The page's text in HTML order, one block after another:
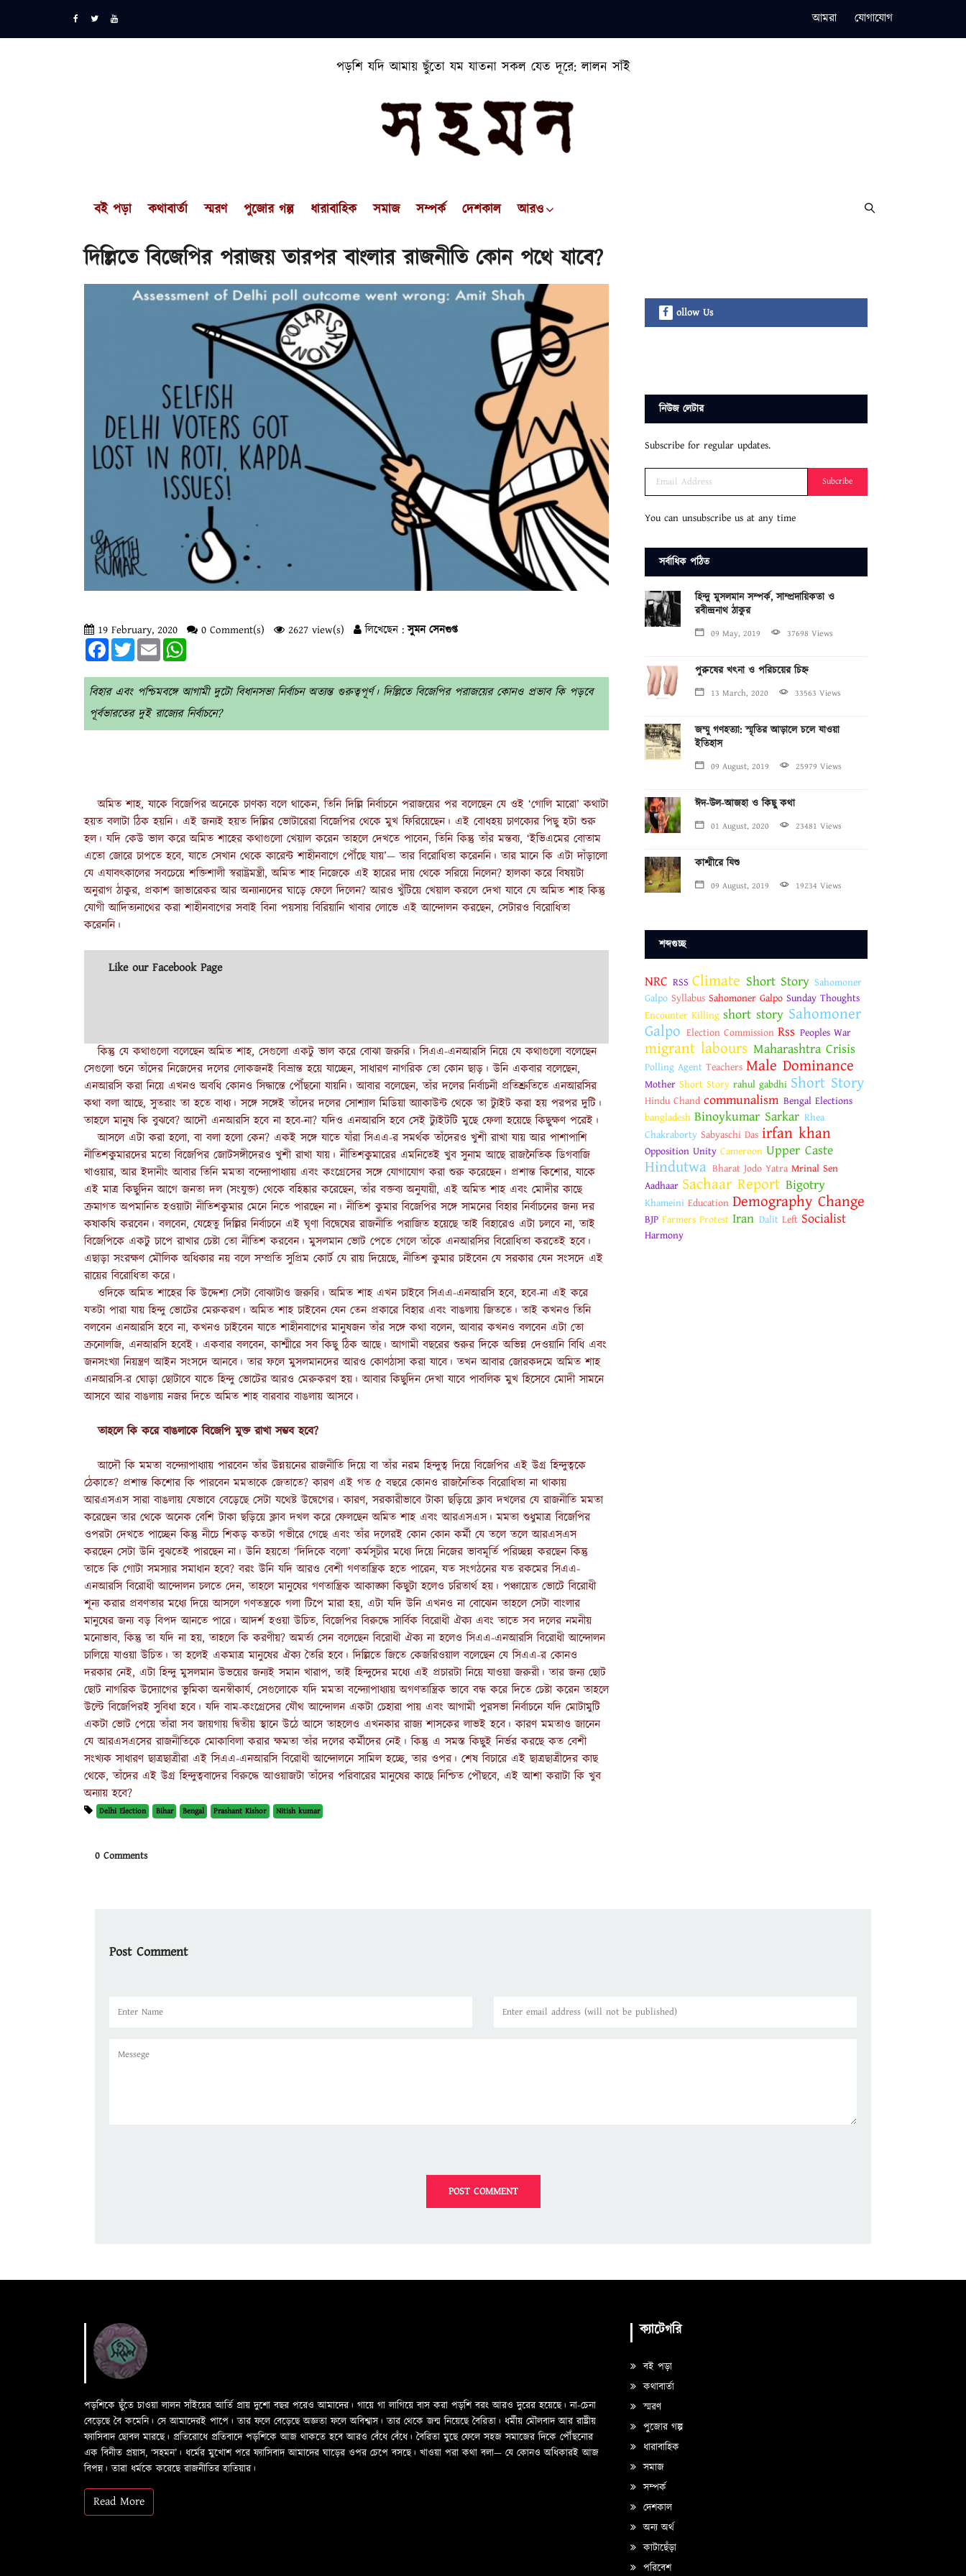
আমরা যোগাযোগ
পড়শি যদি আমায় ছুঁতো যম যাতনা সকল যেত দূরে: লালন সাঁই
বই পড়া কথাবার্তা স্মরণ পুজোর গল্প ধারাবাহিক সমাজ সম্পর্ক দেশকাল আরও
দিল্লিতে বিজেপির পরাজয় তারপর বাংলার রাজনীতি কোন পথে যাবে?
19 February, 2020 0 Comment(s) 2627 view(s) লিখেছেন :সুমন সেনগুপ্ত
FacebookTwitterEmail
বিহার এবং পশ্চিমবঙ্গে আগামী দুটো বিধানসভা নির্বাচন অত্যন্ত গুরুত্বপূর্ণ। দিল্লিতে বিজেপির পরাজয়ের কোনও প্রভাব কি পড়বে
পূর্বভারতের দুই রাজ্যের নির্বাচনে?
অমিত শাহ, যাকে বিজেপির অনেকে চাণক্য বলে থাকেন, তিনি দিল্লি নির্বাচনে পরাজয়ের পর বলেছেন যে ওই ‘গোলি মারো’ কথাটা
হয়ত বলাটা ঠিক হয়নি। এই জন্যই হয়ত দিল্লির ভোটারেরা বিজেপির থেকে মুখ ফিরিয়েছেন। এই বোধহয় চাণক্যের পিছু হটা শুরু
হল। যদি কেউ ভাল করে অমিত শাহের কথাগুলো খেয়াল করেন তাহলে দেখতে পাবেন, তিনি কিন্তু তাঁর মন্তব্য, ‘ইভিএমের বোতাম
এতো জোরে চাপতে হবে, যাতে সেখান থেকে কারেন্ট শাহীনবাগে পৌঁছে যায়’— তার বিরোধিতা করেননি। তার মানে কি এটা দাঁড়ালো
যে এযাবৎকালের সবচেয়ে শক্তিশালী স্বরাষ্ট্রমন্ত্রী, অমিত শাহ নিজেকে এই হারের দায় থেকে সরিয়ে নিলেন? হালকা করে বিষয়টা
অনুরাগ ঠাকুর, প্রকাশ জাভারেকর আর অন্যান্যদের ঘাড়ে ফেলে দিলেন? আরও খুঁটিয়ে খেয়াল করলে দেখা যাবে যে অমিত শাহ কিন্তু
যোগী আদিত্যনাথের করা শাহীনবাগের সবাই বিনা পয়সায় বিরিয়ানি খাবার লোভে এই আন্দোলন করছেন, সেটারও বিরোধিতা
করেননি।
Like our Facebook Page
কিন্তু যে কথাগুলো বলেছেন অমিত শাহ, সেগুলো একটু ভাল করে বোঝা জরুরি। সিএএ-এনআরসি নিয়ে যে কথাগুলো বলেছেন
সেগুলো শুনে তাঁদের নিজেদের দলের লোকজনই বিভ্রান্ত হয়ে যাচ্ছেন, সাধারণ নাগরিক তো কোন ছাড়। উনি একবার বলেছেন,
এনআরসি করা নিয়ে এখনও অবধি কোনও সিদ্ধান্তে পৌঁছনো যায়নি। আবার বলেছেন, তাঁর দলের নির্বাচনী প্রতিশ্রুতিতে এনআরসির
কথা বলা আছে, সুতরাং তা হতে বাধ্য। সঙ্গে সঙ্গেই তাঁদের দলের সোশ্যাল মিডিয়া অ্যাকাউন্ট থেকে তা ট্যুইট করা হয় পরপর দুটি।
তাহলে মানুষ কি বুঝবে? আদৌ এনআরসি হবে না হবে-না? যদিও এনআরসি হবে সেই ট্যুইটটি মুছে ফেলা হয়েছে কিছুক্ষণ পরেই।
আসলে এটা করা হলো, বা বলা হলো কেন? একই সঙ্গে যাতে যাঁরা সিএএ-র সমর্থক তাঁদেরও খুশী রাখা যায় আর পাশাপাশি
নীতিশকুমারদের মতো বিজেপির জোটসঙ্গীদেরও খুশী রাখা যায়। নীতিশকুমারের এমনিতেই খুব সুনাম আছে রাজনৈতিক ডিগবাজি
খাওয়ার, আর ইদানীং আবার তিনি মমতা বন্দ্যোপাধ্যায় এবং কংগ্রেসের সঙ্গে যোগাযোগ করা শুরু করেছেন। প্রশান্ত কিশোর, যাকে
এই মাত্র কিছুদিন আগে জনতা দল (সংযুক্ত) থেকে বহিষ্কার করেছেন, তাঁর বক্তব্য অনুযায়ী, এই অমিত শাহ এবং মোদীর কাছে
ক্রমাগত অপমানিত হওয়াটা নীতিশকুমার মেনে নিতে পারছেন না। নীতিশ কুমার বিজেপির সঙ্গে সামনের বিহার নির্বাচনের জন্য দর
কষাকষি করবেন। বলবেন, যেহেতু দিল্লির নির্বাচনে এই ঘৃণা বিদ্বেষের রাজনীতি পরাজিত হয়েছে তাই বিহারেও এটা চলবে না, তাই
বিজেপিকে একটু চাপে রাখার চেষ্টা তো নীতিশ করবেন। মুসলমান ভোট পেতে গেলে তাঁকে এনআরসির বিরোধিতা করতেই হবে।
এছাড়া সংরক্ষণ মৌলিক অধিকার নয় বলে সম্প্রতি সুপ্রিম কোর্ট যে রায় দিয়েছে, নীতিশ কুমার চাইবেন যে সরকার যেন সংসদে এই
রায়ের বিরোধিতা করে।
ওদিকে অমিত শাহের কি উদ্দেশ্য সেটা বোঝাটাও জরুরি। অমিত শাহ এখন চাইবে সিএএ-এনআরসি হবে, হবে-না এই করে
যতটা পারা যায় হিন্দু ভোটের মেরুকরণ। অমিত শাহ চাইবেন যেন তেন প্রকারে বিহার এবং বাঙলায় জিততে। তাই কখনও তিনি
বলবেন এনআরসি হবে না, কখনও চাইবেন যাতে শাহীনবাগের মানুষজন তাঁর সঙ্গে কথা বলেন, আবার কখনও বলবেন এটা তো
ক্রনোলজি, এনআরসি হবেই। একবার বলবেন, কাশ্মীরে সব কিছু ঠিক আছে। আগামী বছরের শুরুর দিকে অভিন্ন দেওয়ানি বিধি এবং
জনসংখ্যা নিয়ন্ত্রণ আইন সংসদে আনবে। তার ফলে মুসলমানদের আরও কোণঠাসা করা যাবে। তখন আবার জোরকদমে অমিত শাহ
এনআরসি-র ঘোড়া ছোটাবে যাতে হিন্দু ভোটের আরও মেরুকরণ হয়। আবার কিছুদিন দেখা যাবে পাবলিক মুখ হিসেবে মোদী সামনে
আসবে আর বাঙলায় নজর দিতে অমিত শাহ বারবার বাঙলায় আসবে।
তাহলে কি করে বাঙলাকে বিজেপি মুক্ত রাখা সম্ভব হবে?
আদৌ কি মমতা বন্দ্যোপাধ্যায় পারবেন তাঁর উন্নয়নের রাজনীতি দিয়ে বা তাঁর নরম হিন্দুত্ব দিয়ে বিজেপির এই উগ্র হিন্দুত্বকে
ঠেকাতে? প্রশান্ত কিশোর কি পারবেন মমতাকে জেতাতে? কারণ এই গত ৫ বছরে কোনও রাজনৈতিক বিরোধিতা না থাকায়
আরএসএস সারা বাঙলায় যেভাবে বেড়েছে সেটা যথেষ্ট উদ্বেগের। কারণ, সরকারীভাবে টাকা ছড়িয়ে ক্লাব দখলের যে রাজনীতি মমতা
করেছেন তার থেকে অনেক বেশি টাকা ছড়িয়ে ক্লাব দখল করে ফেলছেন অমিত শাহ এবং আরএসএস। মমতা শুধুমাত্র বিজেপির
ওপরটা দেখতে পাচ্ছেন কিন্তু নীচে শিকড় কতটা গভীরে গেছে এবং তাঁর দলেরই কোন কোন কর্মী যে তলে তলে আরএসএস
করছেন সেটা উনি বুঝতেই পারছেন না। উনি হয়তো ‘দিদিকে বলো’ কর্মসূচীর মধ্যে দিয়ে নিজের ভাবমূর্তি পরিচ্ছন্ন করছেন কিন্তু
তাতে কি গোটা সমস্যার সমাধান হবে? বরং উনি যদি আরও বেশী গণতান্ত্রিক হতে পারেন, যত সংগঠনের যত রকমের সিএএ-
এনআরসি বিরোধী আন্দোলন চলতে দেন, তাহলে মানুষের গণতান্ত্রিক আকাঙ্ক্ষা কিছুটা হলেও চরিতার্থ হয়। পঞ্চায়েত ভোটে বিরোধী
শূন্য করার প্রবণতার মধ্যে দিয়ে আসলে গণতন্ত্রকে গলা টিপে মারা হয়, এটা যদি উনি এখনও না বোঝেন তাহলে সেটা বাংলার
মানুষের জন্য বড় বিপদ আনতে পারে। আদর্শ হওয়া উচিত, বিজেপির বিরুদ্ধে সার্বিক বিরোধী ঐক্য এবং তাতে সব দলের নমনীয়
মনোভাব, কিন্তু তা যদি না হয়, তাহলে কি করণীয়? অমর্ত্য সেন বলেছেন বিরোধী ঐক্য না হলেও সিএএ-এনআরসি বিরোধী আন্দোলন
চালিয়ে যাওয়া উচিত। তা হলেই একমাত্র মানুষের ঐক্য তৈরি হবে। দিল্লিতে জিতে কেজরিওয়াল বলেছেন যে সিএএ-র কোনও
দরকার নেই, এটা হিন্দু মুসলমান উভয়ের জন্যই সমান খারাপ, তাই হিন্দুদের মধ্যে এই প্রচারটা নিয়ে যাওয়া জরুরী। তার জন্য ছোট
ছোট নাগরিক উদ্যোগের ভুমিকা অনস্বীকার্য, সেগুলোকে যদি মমতা বন্দ্যোপাধ্যায় অগণতান্ত্রিক ভাবে বন্ধ করে দিতে চেষ্টা করেন তাহলে
উল্টে বিজেপিরই সুবিধা হবে। যদি বাম-কংগ্রেসের যৌথ আন্দোলন একটা চেহারা পায় এবং আগামী পুরসভা নির্বাচনে যদি মোটামুটি
একটা ভোট পেয়ে তাঁরা সব জায়গায় দ্বিতীয় স্থানে উঠে আসে তাহলেও এখনকার রাজ্য শাসকের লাভই হবে। কারণ মমতাও জানেন
যে আরএসএসের রাজনীতিকে মোকাবিলা করার ক্ষমতা তাঁর দলের কর্মীদের নেই। কিন্তু এ সমস্ত কিছুই নির্ভর করছে কত বেশী
সংখ্যক সাধারণ ছাত্রছাত্রীরা এই সিএএ-এনআরসি বিরোধী আন্দোলনে সামিল হচ্ছে, তার ওপর। শেষ বিচারে এই ছাত্রছাত্রীদের কাছ
থেকে, তাঁদের এই উগ্র হিন্দুত্ববাদের বিরুদ্ধে আওয়াজটা তাঁদের পরিবারের মানুষের কাছে নিশ্চিত পৌছবে, এই আশা করাটা কি খুব
অন্যায় হবে?
Delhi Election Bihar Bengal Prashant Kishor Nitish kumar
ollow Us
নিউজ লেটার
Subscribe for regular updates.
Subcribe
You can unsubscribe us at any time
সর্বাধিক পঠিত
হিন্দু মুসলমান সম্পর্ক, সাম্প্রদায়িকতা ও
রবীন্দ্রনাথ ঠাকুর
09 May, 2019 37698 Views
পুরুষের খৎনা ও পরিচয়ের চিহ্ন
13 March, 2020 33563 Views
জম্মু গণহত্যা: স্মৃতির আড়ালে চলে যাওয়া
ইতিহাস
09 August, 2019 25979 Views
ঈদ-উল-আজহা ও কিছু কথা
01 August, 2020 23481 Views
কাশ্মীরে যিশু
09 August, 2019 19234 Views
শব্দগুচ্ছ
NRC RSS Climate Short Story Sahomoner
Galpo Syllabus Sahomoner Galpo Sunday Thoughts
Encounter Killing short story Sahomoner
Galpo Election Commission Rss Peoples War
migrant labours Maharashtra Crisis
Polling Agent Teachers Male Dominance
Mother Short Story rahul gabdhi Short Story
Hindu Chand communalism Bengal Elections
bangladesh Binoykumar Sarkar Rhea
Chakraborty Sabyaschi Das irfan khan
Opposition Unity Cameroon Upper Caste
Hindutwa Bharat Jodo Yatra Mrinal Sen
Aadhaar Sachaar Report Bigotry
Khameini Education Demography Change
BJP Farmers Protest Iran Dalit Left Socialist
Harmony
0 Comments
Post Comment
পড়শিকে ছুঁতে চাওয়া লালন সাঁইয়ের আর্তি প্রায় দুশো বছর পরেও আমাদের। গায়ে গা লাগিয়ে বাস করা পড়শি বরং আরও দুরের হয়েছে। না-চেনা
বেড়েছে বৈ কমেনি। সে আমাদেরই পাপে। তার ফলে বেড়েছে অজ্ঞতা ফলে অবিশ্বাস। তার থেকে জন্ম নিয়েছে বৈরিতা। ধর্মীয় মৌলবাদ আর রাষ্ট্রীয়
ফ্যাসিবাদ ছোবল মারছে। প্রতিরোধে প্রতিবাদে পড়শিকে আজ থাকতে হবে আরও বেঁধে বেঁধে। বৈরিতা মুছে ফেলে সহজ সমাজের দিকে পৌঁছনোর
এক বিনীত প্রয়াস, ‘সহমন’। ধর্মের মুখোশ পরে ফ্যাসিবাদ আমাদের ঘাড়ের ওপর চেপে বসছে। খাওয়া পরা কথা বলা—­­ যে কোনও অধিকারই আজ
বিপন্ন। তারা ধর্মকে করেছে রাজনীতির হাতিয়ার।
Read More
ক্যাটেগরি
বই পড়া
কথাবার্তা
স্মরণ
পুজোর গল্প
ধারাবাহিক
সমাজ
সম্পর্ক
দেশকাল
অন্য অর্থ
কাটাছেঁড়া
পরিবেশ